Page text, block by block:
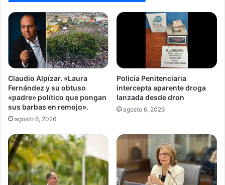
Claudio Alpízar. «Laura
Fernández y su obtuso
«padre» político que pongan
sus barbas en remojo».
agosto 6, 2026
Policía Penitenciaria
intercepta aparente droga
lanzada desde dron
agosto 6, 2026